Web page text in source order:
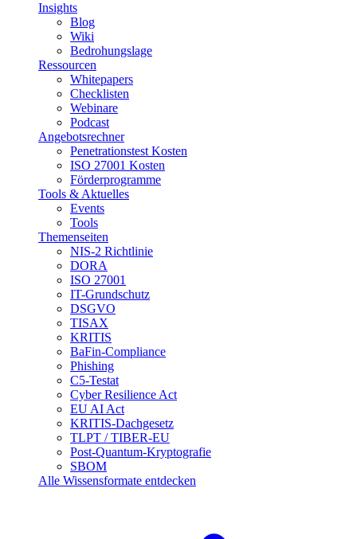
Insights
Blog
Wiki
Bedrohungslage
Ressourcen
Whitepapers
Checklisten
Webinare
Podcast
Angebotsrechner
Penetrationstest Kosten
ISO 27001 Kosten
Förderprogramme
Tools & Aktuelles
Events
Tools
Themenseiten
NIS-2 Richtlinie
DORA
ISO 27001
IT-Grundschutz
DSGVO
TISAX
KRITIS
BaFin-Compliance
Phishing
C5-Testat
Cyber Resilience Act
EU AI Act
KRITIS-Dachgesetz
TLPT / TIBER-EU
Post-Quantum-Kryptografie
SBOM
Alle Wissensformate entdecken